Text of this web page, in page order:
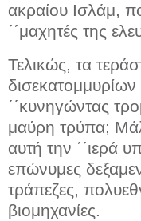
ακραίου Ισλάμ,
΄΄μαχητές της
Τελικώς, τα
΄΄κυνηγώντας
μαύρη τρύπα;
αυτή την ΄΄ιερά
επώνυμες
τράπεζες,
βιομηχανίες.